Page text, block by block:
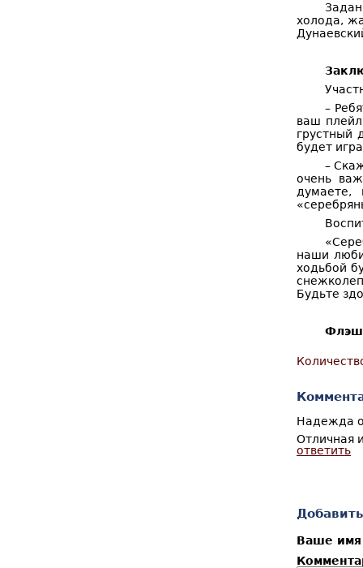
холода,
–
ваш
грустный
будет
–
очень
думаете,
наши
ходьбой
Будьте
Надежда
Отличная
ответить
а
Ваше